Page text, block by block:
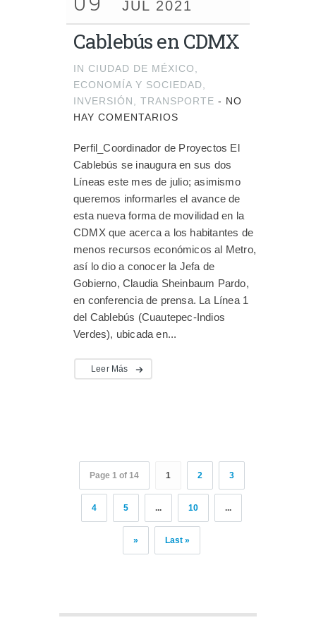
JUL 2021
Cablebús en CDMX
IN CIUDAD DE MÉXICO
ECONOMÍA Y SOCIEDAD
INVERSIÓN
TRANSPORTE - NO
HAY COMENTARIOS
Perfil_Coordinador de Proyectos El
Cablebús se inaugura en sus dos
Líneas este mes de julio; asimismo
queremos informarles el avance de
esta nueva forma de movilidad en la
CDMX que acerca a los habitantes de
menos recursos económicos al Metro,
así lo dio a conocer la Jefa de
Gobierno, Claudia Sheinbaum Pardo,
en conferencia de prensa. La Línea 1
del Cablebús (Cuautepec-Indios
Verdes), ubicada en...
Leer Más
Page 1 of 14 1 2 3
4 5 ... 10 ...
» Last »